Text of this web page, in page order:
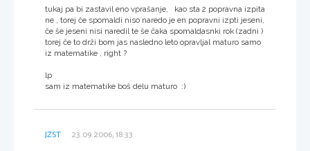
tukaj pa bi zastavil eno vprašanje, kao sta 2 popravna izpita
ne , torej če spomaldi niso naredo je en popravni izpti jeseni,
če še jeseni nisi naredil te še čaka spomaldasnki rok (zadni )
torej če to drži bom jas nasledno leto opravljal maturo samo
iz matematike , right ?
lp
sam iz matematike boš delu maturo :)
JZST 23.09.2006, 18:33